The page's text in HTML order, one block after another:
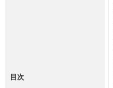
目次